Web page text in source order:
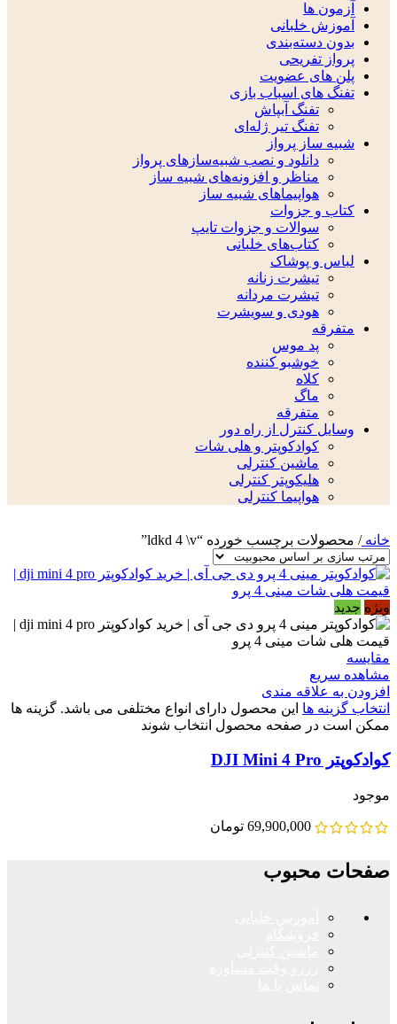
آزمون ها
آموزش خلبانی
بدون دسته‌بندی
پرواز تفریحی
پلن های عضویت
تفنگ های اسباب بازی
تفنگ آبپاش
تفنگ تیر ژله‌ای
شبیه ساز پرواز
دانلود و نصب شبیه‌سازهای پرواز
مناظر و افزونه‌های شبیه ساز
هواپیماهای شبیه ساز
کتاب و جزوات
سوالات و جزوات تایپ
کتاب‌های خلبانی
لباس و پوشاک
تیشرت زنانه
تیشرت مردانه
هودی و سویشرت
متفرقه
پد موس
خوشبو کننده
کلاه
ماگ
متفرقه
وسایل کنترل از راه دور
کوادکوپتر و هلی شات
ماشین کنترلی
هلیکوپتر کنترلی
هواپیما کنترلی
خانه/ محصولات برچسب خورده “ldkd 4 \v”
ویژه جدید
مقایسه
مشاهده سریع
افزودن به علاقه مندی
انتخاب گزینه ها این محصول دارای انواع مختلفی می باشد. گزینه ها
ممکن است در صفحه محصول انتخاب شوند
کوادکوپتر DJI Mini 4 Pro
موجود
69,900,000 تومان
صفحات محبوب